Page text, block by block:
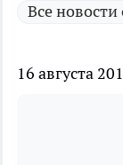
Все новости
16 августа